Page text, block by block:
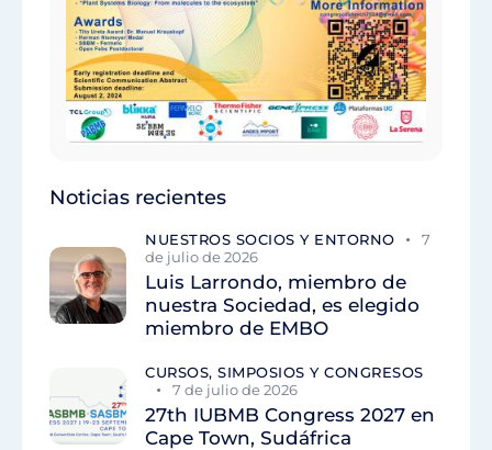
Noticias recientes
NUESTROS SOCIOS Y ENTORNO
7
de julio de 2026
Luis Larrondo, miembro de
nuestra Sociedad, es elegido
miembro de EMBO
CURSOS, SIMPOSIOS Y CONGRESOS
7 de julio de 2026
27th IUBMB Congress 2027 en
Cape Town, Sudáfrica